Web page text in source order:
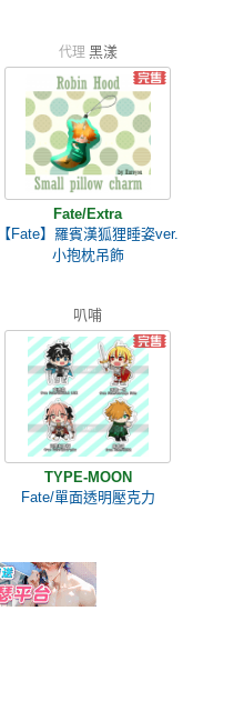
代理 黑漾
Fate/Extra
【Fate】羅賓漢狐狸睡姿ver.
小抱枕吊飾
叭哺
TYPE-MOON
Fate/單面透明壓克力